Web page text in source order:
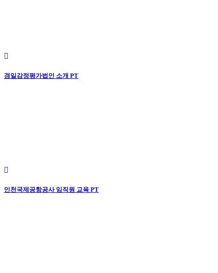
경일감정평가법인 소개 PT
인천국제공항공사 임직원 교육 PT